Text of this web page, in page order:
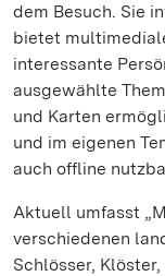
dem Besuch. Sie
bietet
interessante
ausgewählte
und Karten
und im eigenen
auch offline
Aktuell umfasst
verschiedenen
Schlösser,